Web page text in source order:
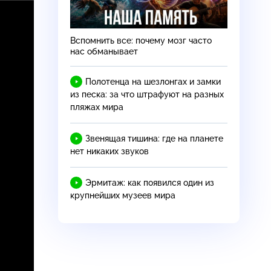
Вспомнить все: почему мозг часто
нас обманывает
Полотенца на шезлонгах и замки
из песка: за что штрафуют на разных
пляжах мира
Звенящая тишина: где на планете
нет никаких звуков
Эрмитаж: как появился один из
крупнейших музеев мира